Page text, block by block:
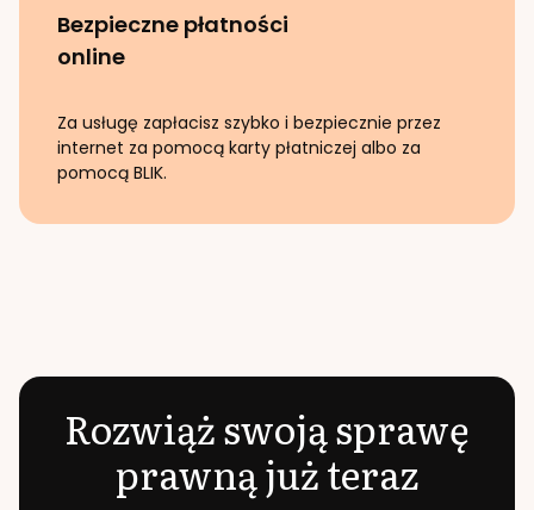
Bezpieczne płatności
online
Za usługę zapłacisz szybko i bezpiecznie przez
internet za pomocą karty płatniczej albo za
pomocą BLIK.
Rozwiąż swoją sprawę
prawną już teraz